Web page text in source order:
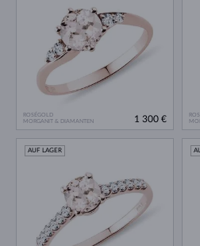
ROSÉGOLD
MORGANIT & DIAMANTEN
1 300 €
AUF LAGER